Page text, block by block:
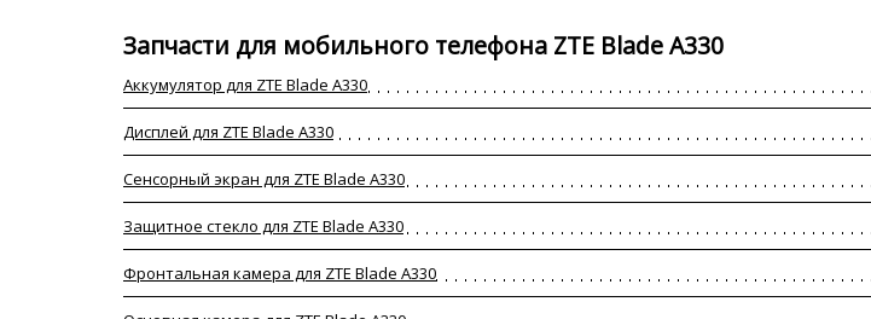
Запчасти для мобильного телефона ZTE Blade A330
Аккумулятор для ZTE Blade A330
Дисплей для ZTE Blade A330
Сенсорный экран для ZTE Blade A330
Защитное стекло для ZTE Blade A330
Фронтальная камера для ZTE Blade A330